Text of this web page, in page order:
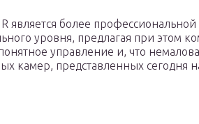
является более
уровня, предлагая при этом
управление и, что
камер, представленных сегодня